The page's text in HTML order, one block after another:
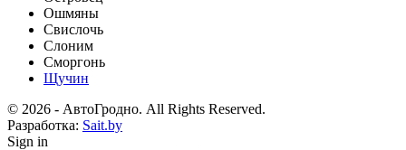
Ошмяны
Свислочь
Слоним
Сморгонь
Щучин
© 2026 - АвтоГродно. All Rights Reserved.
Разработка: Sait.by
Sign in